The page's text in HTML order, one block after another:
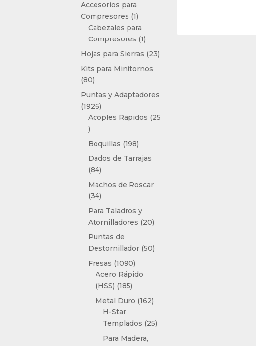
Accesorios para
Compresores 11
producto
Cabezales para
Compresores 11
producto
Hojas para Sierras 2323
Kits para Minitornos
8080
productos
Puntas y Adaptadores
19261926
productos
Acoples Rápidos
25
25
productos
Boquillas 198198
productos
Dados de Tarrajas
8484
productos
Machos de Roscar
3434
productos
Para Taladros y
Atornilladores
2020
Puntas de
Destornillador 5050
Fresas 10901090
productos
Acero Rápido
(HSS) 185185
productos
Metal Duro 162162
H-Star
Templados
2525
Para Madera,